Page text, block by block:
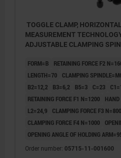
TOGGLE CLAMP,
MEASUREMENT
ADJUSTABLE CLAMPING
BLACK
FORM=B RETAINING FORCE F2
LENGTH=70
CLAMPING
B2=12,2
B3=6,2 B5=3 C=23
RETAINING FORCE F1 N=1200
L2=24,9
CLAMPING FORCE F3 N=800
CLAMPING FORCE F4 N=1000
OPENING ANGLE OF HOLDING
Order number: 05715-11-001600